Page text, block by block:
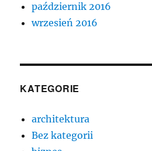
październik 2016
wrzesień 2016
KATEGORIE
architektura
Bez kategorii